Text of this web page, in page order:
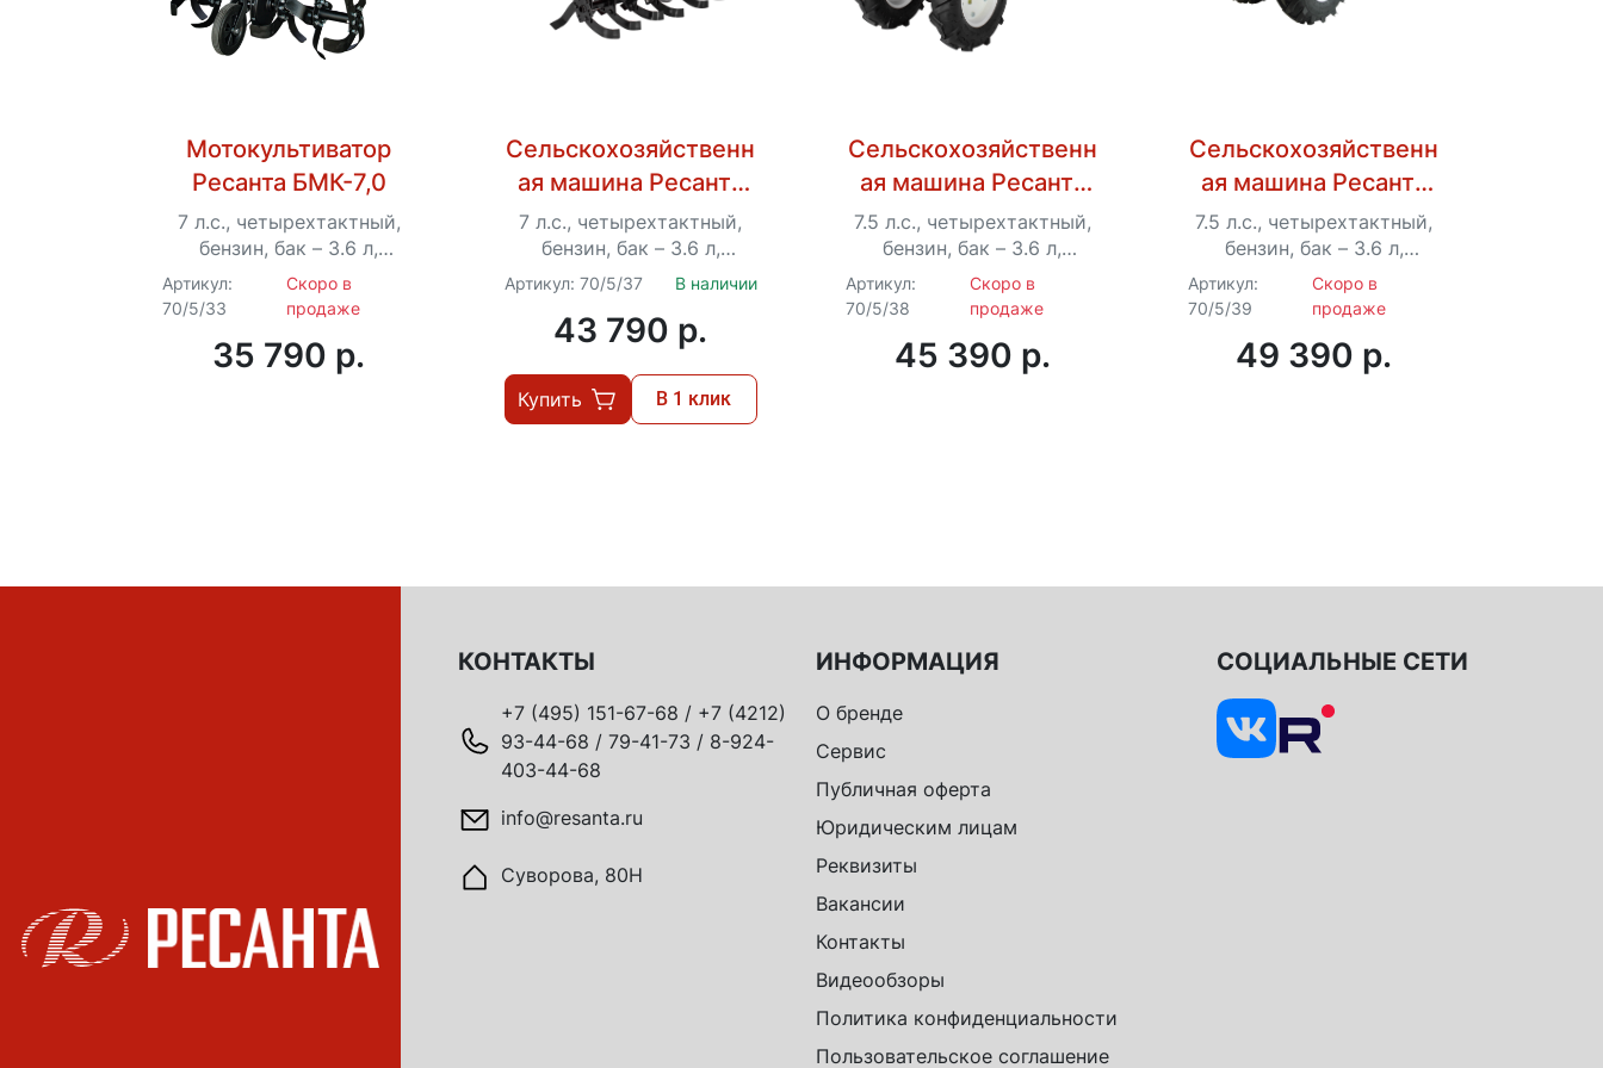
Мотокультиватор
Ресанта БМК-7,0
7 л.с., четырехтактный,
бензин, бак – 3.6 л,
ширина – 90 см
Артикул:
70/5/33
Скоро в
продаже
35 790 p.
Сельскохозяйственн
ая машина Ресанта
МБ-7000P-10
7 л.с., четырехтактный,
бензин, бак – 3.6 л,
ширина – 100 см
Артикул: 70/5/37 В наличии
43 790 p.
Купить В 1 клик
Сельскохозяйственн
ая машина Ресанта
МБ-7500P-10
7.5 л.с., четырехтактный,
бензин, бак – 3.6 л,
ширина – 100 см
Артикул:
70/5/38
Скоро в
продаже
45 390 p.
Сельскохозяйственн
ая машина Ресанта
МБ-7500P-БФ
7.5 л.с., четырехтактный,
бензин, бак – 3.6 л,
ширина – 100 см
Артикул:
70/5/39
Скоро в
продаже
49 390 p.
КОНТАКТЫ
+7 (495) 151-67-68 / +7 (4212)
93-44-68 / 79-41-73 / 8-924-
403-44-68
info@resanta.ru
Суворова, 80Н
ИНФОРМАЦИЯ
О бренде
Сервис
Публичная оферта
Юридическим лицам
Реквизиты
Вакансии
Контакты
Видеообзоры
Политика конфиденциальности
Пользовательское соглашение
СОЦИАЛЬНЫЕ СЕТИ